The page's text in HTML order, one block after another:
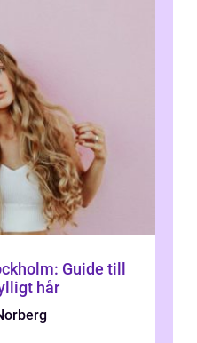
Guide till
hår